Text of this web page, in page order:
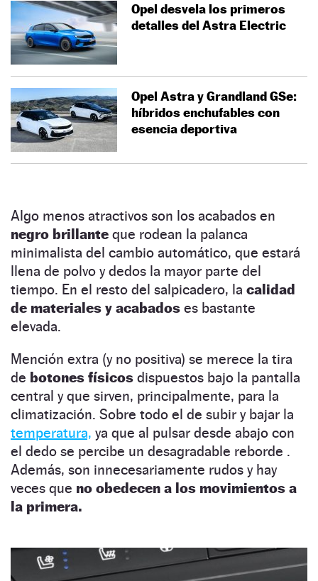
Opel desvela los primeros
detalles del Astra Electric
Opel Astra y Grandland GSe:
híbridos enchufables con
esencia deportiva
Algo menos atractivos son los acabados en
negro brillante que rodean la palanca
minimalista del cambio automático, que estará
llena de polvo y dedos la mayor parte del
tiempo. En el resto del salpicadero, la calidad
de materiales y acabados es bastante
elevada.
Mención extra (y no positiva) se merece la tira
de botones físicos dispuestos bajo la pantalla
central y que sirven, principalmente, para la
climatización. Sobre todo el de subir y bajar la
temperatura, ya que al pulsar desde abajo con
el dedo se percibe un desagradable reborde .
Además, son innecesariamente rudos y hay
veces que no obedecen a los movimientos a
la primera.